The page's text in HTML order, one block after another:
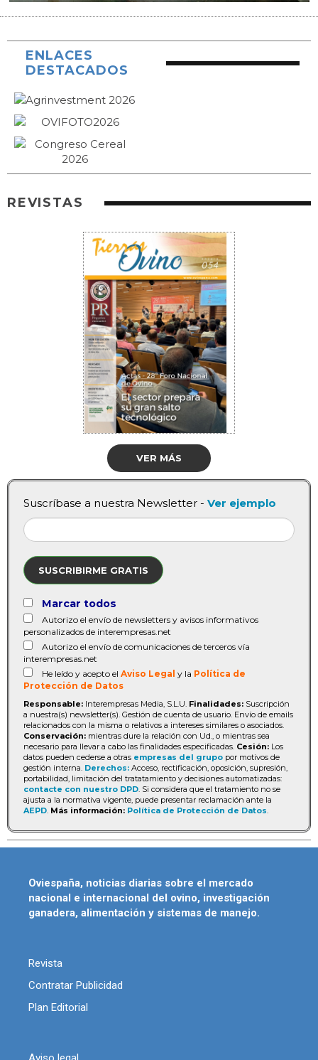
ENLACES
DESTACADOS
REVISTAS
VER MÁS
Suscríbase a nuestra Newsletter - Ver ejemplo
SUSCRIBIRME GRATIS
Marcar todos
Autorizo el envío de newsletters y avisos informativos
personalizados de interempresas.net
Autorizo el envío de comunicaciones de terceros vía
interempresas.net
He leído y acepto el Aviso Legal y la Política de
Protección de Datos
Responsable: Interempresas Media, S.L.U. Finalidades: Suscripción
a nuestra(s) newsletter(s). Gestión de cuenta de usuario. Envío de emails
relacionados con la misma o relativos a intereses similares o asociados.
Conservación: mientras dure la relación con Ud., o mientras sea
necesario para llevar a cabo las finalidades especificadas. Cesión: Los
datos pueden cederse a otras empresas del grupo por motivos de
gestión interna. Derechos: Acceso, rectificación, oposición, supresión,
portabilidad, limitación del tratatamiento y decisiones automatizadas:
contacte con nuestro DPD. Si considera que el tratamiento no se
ajusta a la normativa vigente, puede presentar reclamación ante la
AEPD. Más información: Política de Protección de Datos.
Oviespaña, noticias diarias sobre el mercado
nacional e internacional del ovino, investigación
ganadera, alimentación y sistemas de manejo.
Revista
Contratar Publicidad
Plan Editorial